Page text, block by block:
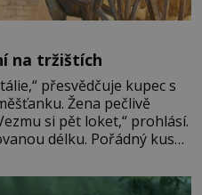
na tržištích
přesvědčuje kupec s
Žena pečlivě
si pět loket,“ prohlásí.
délku. Pořádný kus
zhodnotí švadlena